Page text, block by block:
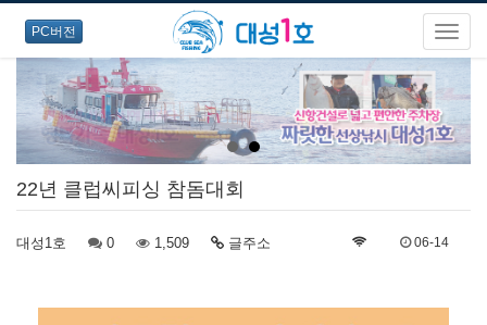
PC버전
22년 클럽씨피싱 참돔대회
대성1호 0 1,509 글주소 06-14